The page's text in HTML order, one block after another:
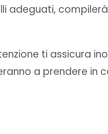
adeguati,
ti assicura
a prendere in